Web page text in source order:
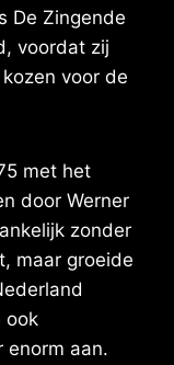
De Zingende
voordat zij
voor de
met het
door Werner
zonder
maar groeide
ook
enorm aan.